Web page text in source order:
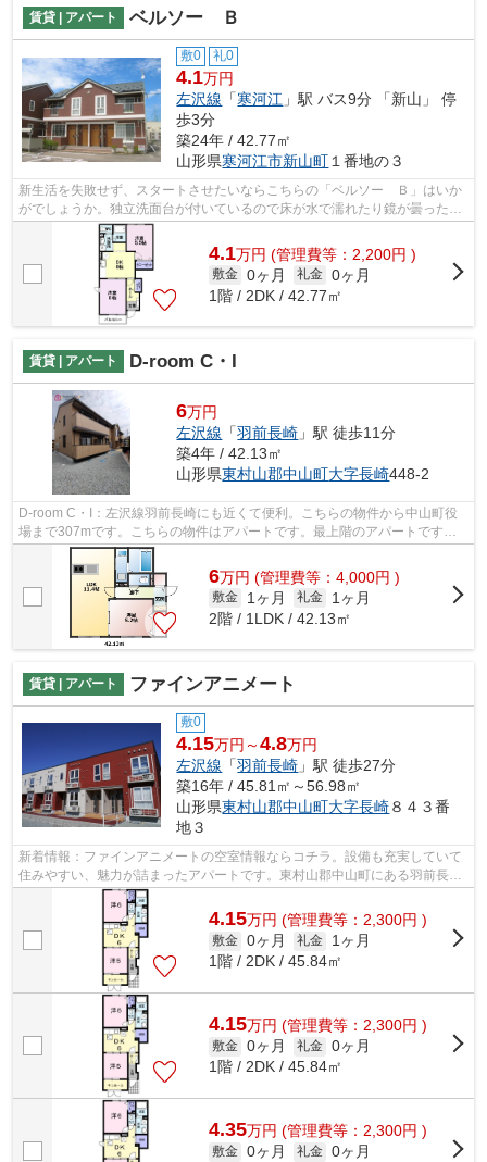
賃貸 | アパート ベルソー Ｂ
敷0 礼0
4.1万円
左沢線 「寒河江 」駅 バス9分 「新山」 停
歩3分
築24年 / 42.77㎡
山形県寒河江市新山町 １番地の３
新生活を失敗せず、スタートさせたいならこちらの「ベルソー Ｂ」はいか
がでしょうか。独立洗面台が付いているので床が水で濡れたり鏡が曇ったり
しにくく、清潔な状態を保ちやすくな...
4.1万円 (管理費等：2,200円 )
敷金 0ヶ月 礼金 0ヶ月
1階 / 2DK / 42.77㎡
賃貸 | アパート D-room C・I
6万円
左沢線 「羽前長崎 」駅 徒歩11分
築4年 / 42.13㎡
山形県東村山郡中山町大字長崎448-2
D-room C・I：左沢線羽前長崎にも近くて便利。こちらの物件から中山町役
場まで307mです。こちらの物件はアパートです。最上階のアパートです。
左沢線羽前長崎近くに気になる物件がある...
6万円 (管理費等：4,000円 )
敷金 1ヶ月 礼金
1ヶ月
2階 / 1LDK / 42.13㎡
賃貸 | アパート ファインアニメート
敷0
4.15万円～4.8万円
左沢線 「羽前長崎 」駅 徒歩27分
築16年 / 45.81㎡～56.98㎡
山形県東村山郡中山町大字長崎８４３番
地３
新着情報：ファインアニメートの空室情報ならコチラ。設備も充実していて
住みやすい、魅力が詰まったアパートです。東村山郡中山町にある羽前長崎
周辺の物件情報なら、0237-86-6396か...
4.15万円 (管理費等：2,300円 )
敷金 0ヶ月 礼金
1ヶ月
1階 / 2DK / 45.84㎡
4.15万円 (管理費等：2,300円 )
敷金 0ヶ月 礼金 0ヶ月
1階 / 2DK / 45.84㎡
4.35万円 (管理費等：2,300円 )
敷金 0ヶ月 礼金 0ヶ月